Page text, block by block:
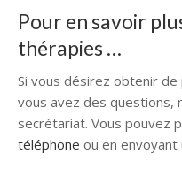
Pour en savoir
thérapies …
Si vous désirez obtenir
vous avez des questions,
secrétariat. Vous pouvez
téléphone ou en envoyant